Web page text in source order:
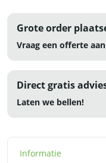
Grote order
Vraag een offerte aan
Direct gratis
Laten we bellen!
Informatie